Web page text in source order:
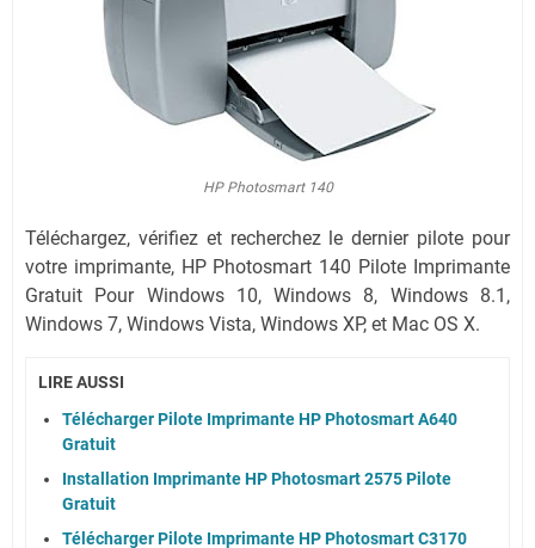
HP Photosmart 140
Téléchargez, vérifiez et recherchez le dernier pilote pour
votre imprimante, HP Photosmart 140 Pilote Imprimante
Gratuit Pour Windows 10, Windows 8, Windows 8.1,
Windows 7, Windows Vista, Windows XP, et Mac OS X.
LIRE AUSSI
Télécharger Pilote Imprimante HP Photosmart A640
Gratuit
Installation Imprimante HP Photosmart 2575 Pilote
Gratuit
Télécharger Pilote Imprimante HP Photosmart C3170